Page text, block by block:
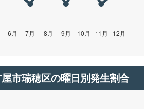
市瑞穂区の曜日別発生割合